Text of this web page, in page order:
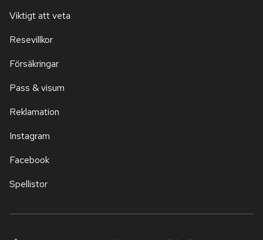
Viktigt att veta
Resevillkor
Försäkringar
Pass & visum
Reklamation
Instagram
Facebook
Spellistor